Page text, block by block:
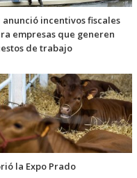
anunció incentivos fiscales
empresas que generen
de trabajo
la Expo Prado